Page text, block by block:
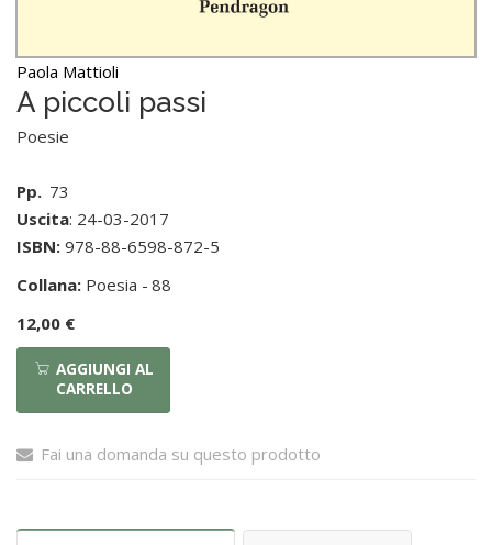
Paola Mattioli
A piccoli passi
Poesie
Pp. 73
Uscita: 24-03-2017
ISBN: 978-88-6598-872-5
Collana: Poesia - 88
12,00 €
AGGIUNGI AL
CARRELLO
Fai una domanda su questo prodotto